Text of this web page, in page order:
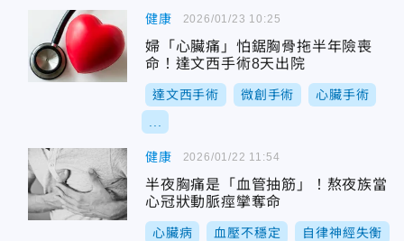
健康
婦「心臟痛」怕鋸胸骨拖半年險喪
命！達文西手術8天出院
達文西手術 微創手術 心臟手術
2026/01/23 10:25
健康
半夜胸痛是「血管抽筋」！熬夜族當
心冠狀動脈痙攣奪命
心臟病 血壓不穩定 自律神經失衡
2026/01/22 11:54